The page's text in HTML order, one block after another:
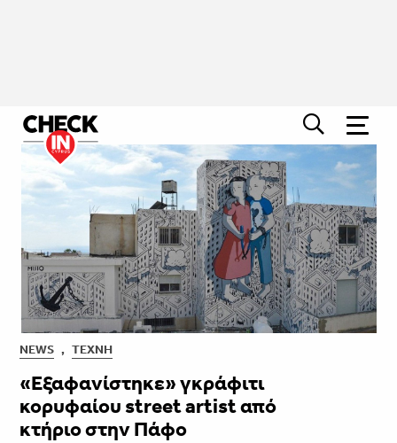
NEWS , ΤΈΧΝΗ
«Εξαφανίστηκε» γκράφιτι
κορυφαίου street artist από
κτήριο στην Πάφο